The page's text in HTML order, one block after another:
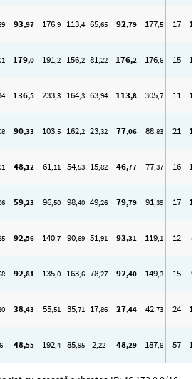
93,97 176,9 113,4 65,65 92,79 177,5 17
179,0 191,2 156,2 81,22 176,2 176,6 15
136,5 233,3 164,3 63,94 113,8 305,7 11
90,33 103,5 162,2 23,32 77,06 88,83 21
48,12 61,11 54,53 15,82 46,77 77,37 16
59,23 96,50 98,40 49,26 79,79 91,39 17
92,56 140,7 90,69 51,91 93,31 119,1 12 8
92,81 135,0 163,6 78,27 92,40 149,3 15 9
38,43 55,51 35,71 17,86 27,44 42,73 24
48,55 192,4 85,95 2,22 48,29 187,8 57